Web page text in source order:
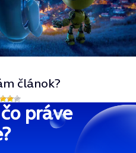
článok?
práve